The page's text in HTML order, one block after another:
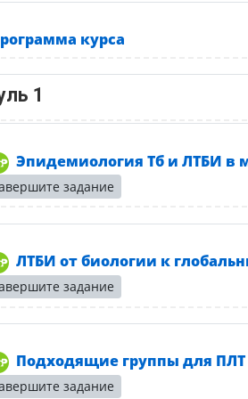
курса
Страница
1
Эпидемиология Тб и ЛТБИ в
задание
ЛТБИ от биологии к
задание
Подходящие группы для ПЛТ
задание